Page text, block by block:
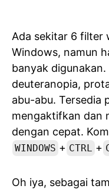
Ada sekitar 6 filter
Windows, namun
banyak
deuteranopia,
abu-abu. Tersedia
mengaktifkan dan
dengan cepat.
WINDOWS + CTRL +
Oh iya, sebagai